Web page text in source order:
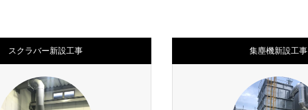
スクラバー新設工事 集塵機新設工事